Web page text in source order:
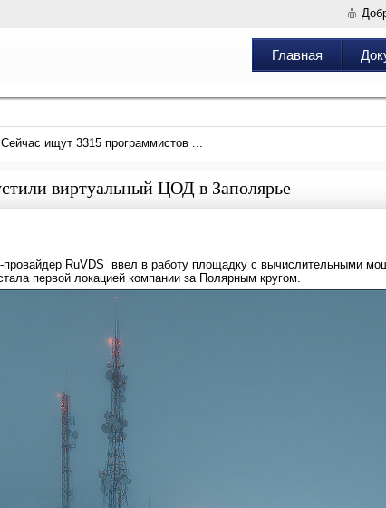
Главная
ищут 3315 программистов ...
виртуальный ЦОД в Заполярье
провайдер RuVDS ввел в работу площадку с вычислительными
первой локацией компании за Полярным кругом.